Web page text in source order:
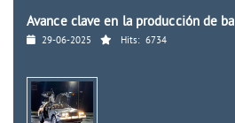
Avance clave en la producción de ba
29-06-2025 Hits: 6734